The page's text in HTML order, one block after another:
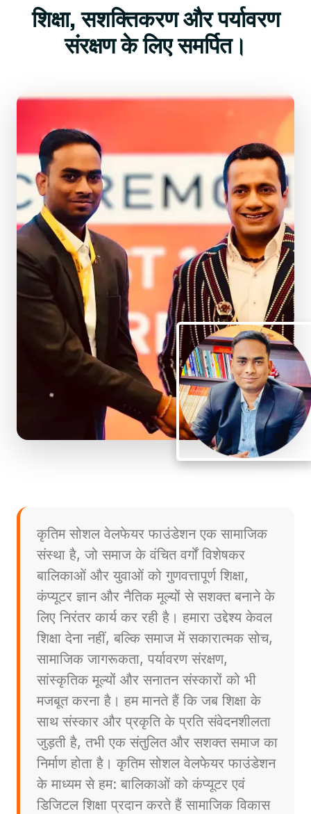
शिक्षा, सशक्तिकरण और पर्यावरण
संरक्षण के लिए समर्पित।
कृतिम सोशल वेलफेयर फाउंडेशन एक सामाजिक
संस्था है, जो समाज के वंचित वर्गों विशेषकर
बालिकाओं और युवाओं को गुणवत्तापूर्ण शिक्षा,
कंप्यूटर ज्ञान और नैतिक मूल्यों से सशक्त बनाने के
लिए निरंतर कार्य कर रही है। हमारा उद्देश्य केवल
शिक्षा देना नहीं, बल्कि समाज में सकारात्मक सोच,
सामाजिक जागरूकता, पर्यावरण संरक्षण,
सांस्कृतिक मूल्यों और सनातन संस्कारों को भी
मजबूत करना है। हम मानते हैं कि जब शिक्षा के
साथ संस्कार और प्रकृति के प्रति संवेदनशीलता
जुड़ती है, तभी एक संतुलित और सशक्त समाज का
निर्माण होता है। कृतिम सोशल वेलफेयर फाउंडेशन
के माध्यम से हम: बालिकाओं को कंप्यूटर एवं
डिजिटल शिक्षा प्रदान करते हैं सामाजिक विकास